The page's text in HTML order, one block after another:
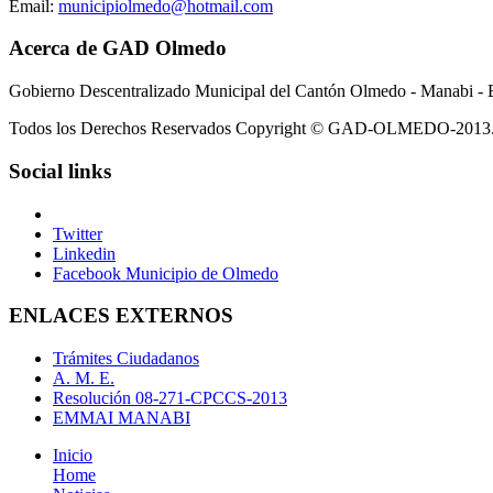
Email: municipiolmedo@hotmail.com
Acerca de GAD Olmedo
Gobierno Descentralizado Municipal del Cantón Olmedo - Manabi -
Todos los Derechos Reservados Copyright © GAD-OLMEDO-2013.
Social links
Twitter
Linkedin
Facebook Municipio de Olmedo
ENLACES EXTERNOS
Trámites Ciudadanos
A. M. E.
Resolución 08-271-CPCCS-2013
EMMAI MANABI
Inicio
Home